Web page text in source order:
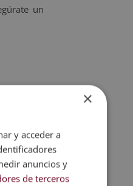
un
sentido,
×
y acceder a
anuncios y
de terceros